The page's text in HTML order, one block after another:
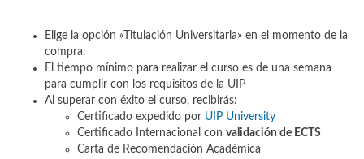
Elige la opción «Titulación Universitaria» en el momento de la
compra.
El tiempo mínimo para realizar el curso es de una semana
para cumplir con los requisitos de la UIP
Al superar con éxito el curso, recibirás:
Certificado expedido por UIP University
Certificado Internacional con validación de ECTS
Carta de Recomendación Académica